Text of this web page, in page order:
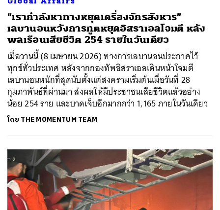
“เรากำลังหาทางหยุดเครื่องจักรสังหาร”
เลบานอนหวังการทูตหยุดอิสราเอลโจมตี หลัง
พลเรือนเสียชีวิต 254 รายในวันเดียว
เมื่อวานนี้ (8 เมษายน 2026) ทางการเลบานอนประกาศไว้
ทุกข์ทั่วประเทศ หลังจากกองทัพอิสราเอลเดินหน้าโจมตี
เลบานอนหนักที่สุดนับตั้งแต่สงครามเริ่มต้นเมื่อวันที่ 28
กุมภาพันธ์ที่ผ่านมา ส่งผลให้มีประชาชนเสียชีวิตแล้วอย่าง
น้อย 254 ราย และบาดเจ็บอีกมากกว่า 1,165 ภายในวันเดียว
โดย THE MOMENTUM TEAM